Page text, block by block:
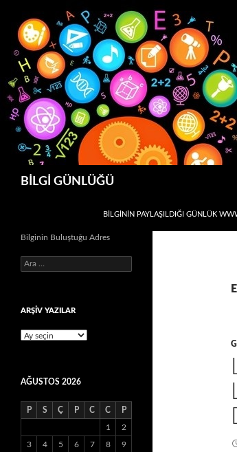
BİLGİ GÜNLÜĞÜ
BİLGİNİN PAYLAŞILDIĞI GÜNLÜK
Bilginin Buluştuğu Adres
Arama:
ARŞİV YAZILAR
ARŞİV
AĞUSTOS 2026
P S Ç P C C P
1 2
3 4 5 6 7 8 9